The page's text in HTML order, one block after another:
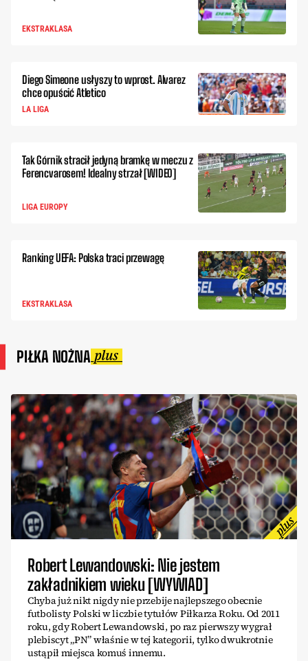
EKSTRAKLASA
Diego Simeone usłyszy to wprost. Alvarez
chce opuścić Atletico
LA LIGA
Tak Górnik stracił jedyną bramkę w meczu z
Ferencvarosem! Idealny strzał [WIDEO]
LIGA EUROPY
Ranking UEFA: Polska traci przewagę
EKSTRAKLASA
PIŁKA NOŻNA
Robert Lewandowski: Nie jestem
zakładnikiem wieku [WYWIAD]
Chyba już nikt nigdy nie przebije najlepszego obecnie
futbolisty Polski w liczbie tytułów Piłkarza Roku. Od 2011
roku, gdy Robert Lewandowski, po raz pierwszy wygrał
plebiscyt „PN” właśnie w tej kategorii, tylko dwukrotnie
ustąpił miejsca komuś innemu.